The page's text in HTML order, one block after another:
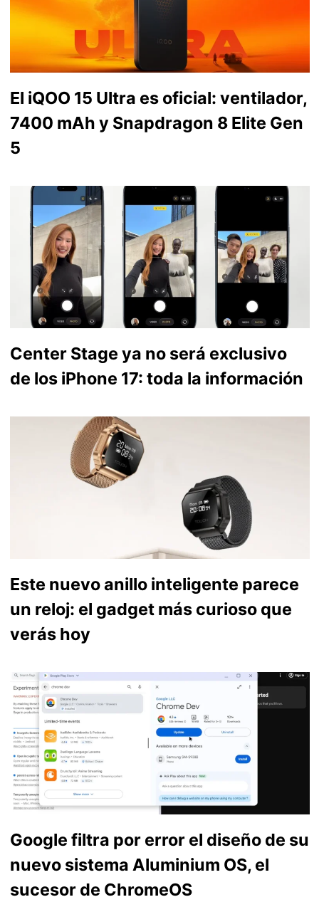
El iQOO 15 Ultra es oficial: ventilador,
7400 mAh y Snapdragon 8 Elite Gen
5
Center Stage ya no será exclusivo
de los iPhone 17: toda la información
Este nuevo anillo inteligente parece
un reloj: el gadget más curioso que
verás hoy
Google filtra por error el diseño de su
nuevo sistema Aluminium OS, el
sucesor de ChromeOS